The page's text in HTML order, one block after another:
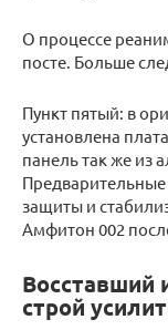
О процессе
посте. Больше
Пункт пятый: в
установлена
панель так же из
Предварительные
защиты и
Амфитон 002
Восставший
строй